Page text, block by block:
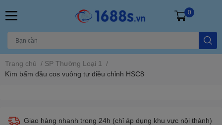
0
Trang chủ / SP Thường Loại 1
/
Kìm bấm đầu cos vuông tự điều chỉnh HSC8
Giao hàng nhanh trong 24h (chỉ áp dụng khu vực nội thành)